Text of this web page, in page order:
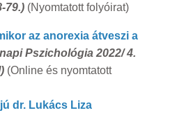
79.) (Nyomtatott folyóirat)
az anorexia átveszi a
Pszichológia 2022/ 4.
(Online és nyomtatott
dr. Lukács Liza